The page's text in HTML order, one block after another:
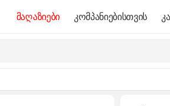
მაღაზიები
კომპანიებისთვის